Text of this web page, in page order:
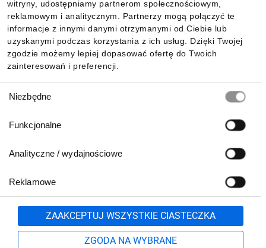
witryny, udostępniamy partnerom społecznościowym,
reklamowym i analitycznym. Partnerzy mogą połączyć te
informacje z innymi danymi otrzymanymi od Ciebie lub
uzyskanymi podczas korzystania z ich usług. Dzięki Twojej
zgodzie możemy lepiej dopasować ofertę do Twoich
zainteresowań i preferencji.
zgody
Niezbędne
Funkcjonalne
Analityczne / wydajnościowe
Reklamowe
ZAAKCEPTUJ WSZYSTKIE CIASTECZKA
ZGODA NA WYBRANE
Pobierz naszą aplikację mobilną:
801 500 700 lub
71 37 61 600
Formularz kontaktowy